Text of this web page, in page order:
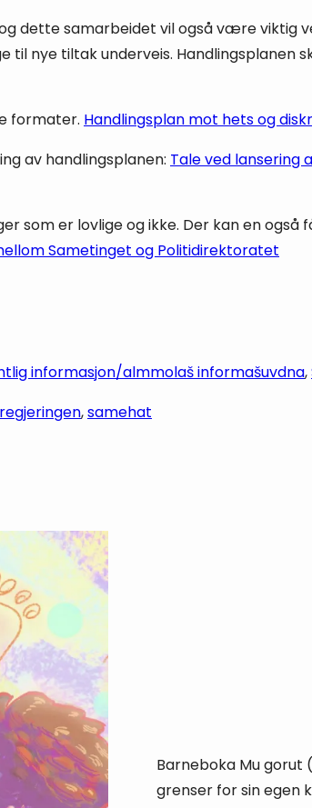
samarbeidet vil også være viktig
nye tiltak underveis. Handlingsplanen
formater. Handlingsplan mot hets og
av handlingsplanen: Tale ved lansering
er lovlige og ikke. Der kan en også
Sametinget og Politidirektoratet
informasjon/almmolaš informašuvdna,
regjeringen, samehat
Barneboka Mu
grenser for sin egen